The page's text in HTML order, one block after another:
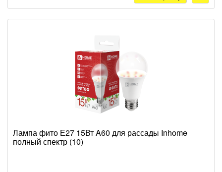
Лампа фито Е27 15Вт A60 для рассады Inhome
полный спектр (10)